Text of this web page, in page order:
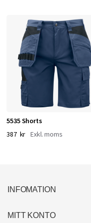
5535 Shorts
387 kr
INFOMATION
MITT KONTO